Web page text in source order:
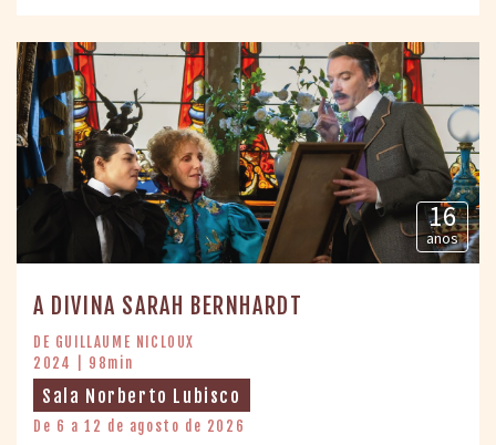
16
anos
A DIVINA SARAH BERNHARDT
DE GUILLAUME NICLOUX
2024 | 98min
Sala Norberto Lubisco
De 6 a 12 de agosto de 2026